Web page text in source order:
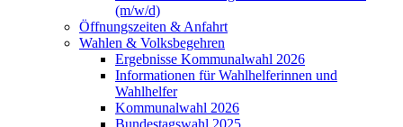
(m/w/d)
Öffnungszeiten & Anfahrt
Wahlen & Volksbegehren
Ergebnisse Kommunalwahl 2026
Informationen für Wahlhelferinnen und
Wahlhelfer
Kommunalwahl 2026
Bundestagswahl 2025